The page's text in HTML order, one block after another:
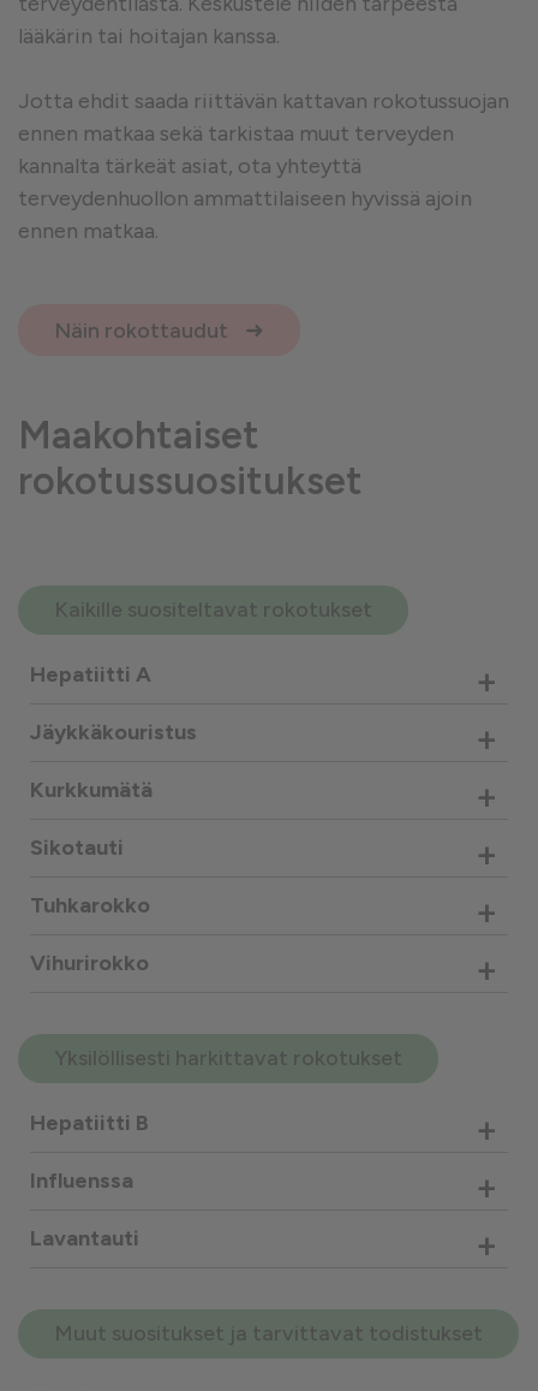
lääkärin tai hoitajan kanssa.
Jotta ehdit saada riittävän kattavan rokotussuojan
ennen matkaa sekä tarkistaa muut terveyden
kannalta tärkeät asiat, ota yhteyttä
terveydenhuollon ammattilaiseen hyvissä ajoin
ennen matkaa.
Näin rokottaudut
Maakohtaiset
rokotussuositukset
Kaikille suositeltavat rokotukset
Hepatiitti A +
Jäykkäkouristus +
Kurkkumätä +
Sikotauti +
Tuhkarokko +
Vihurirokko +
Yksilöllisesti harkittavat rokotukset
Hepatiitti B +
Influenssa +
Lavantauti +
Muut suositukset ja tarvittavat todistukset